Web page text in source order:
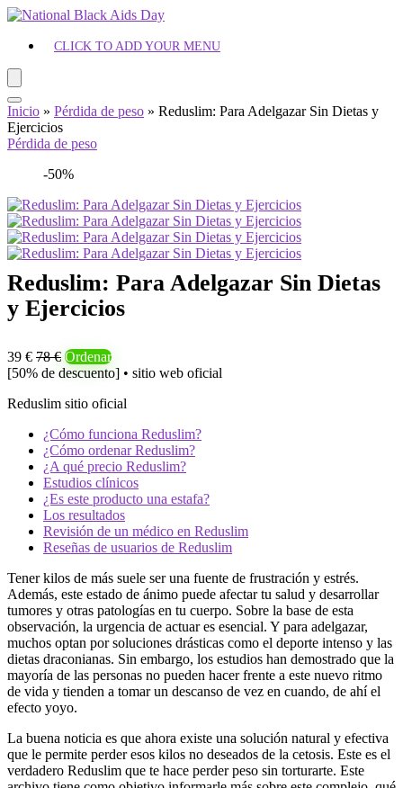
CLICK TO ADD YOUR MENU
Inicio » Pérdida de peso » Reduslim: Para Adelgazar Sin Dietas y
Ejercicios
Pérdida de peso
-50%
Reduslim: Para Adelgazar Sin Dietas
y Ejercicios
39 € 78 € Ordenar
[50% de descuento] • sitio web oficial
Reduslim sitio oficial
¿Cómo funciona Reduslim?
¿Cómo ordenar Reduslim?
¿A qué precio Reduslim?
Estudios clínicos
¿Es este producto una estafa?
Los resultados
Revisión de un médico en Reduslim
Reseñas de usuarios de Reduslim
Tener kilos de más suele ser una fuente de frustración y estrés.
Además, este estado de ánimo puede afectar tu salud y desarrollar
tumores y otras patologías en tu cuerpo. Sobre la base de esta
observación, la urgencia de actuar es esencial. Y para adelgazar,
muchos optan por soluciones drásticas como el deporte intenso y las
dietas draconianas. Sin embargo, los estudios han demostrado que la
mayoría de las personas no pueden hacer frente a este nuevo ritmo
de vida y tienden a tomar un descanso de vez en cuando, de ahí el
efecto yoyo.
La buena noticia es que ahora existe una solución natural y efectiva
que le permite perder esos kilos no deseados de la cetosis. Este es el
verdadero Reduslim que te hace perder peso sin torturarte. Este